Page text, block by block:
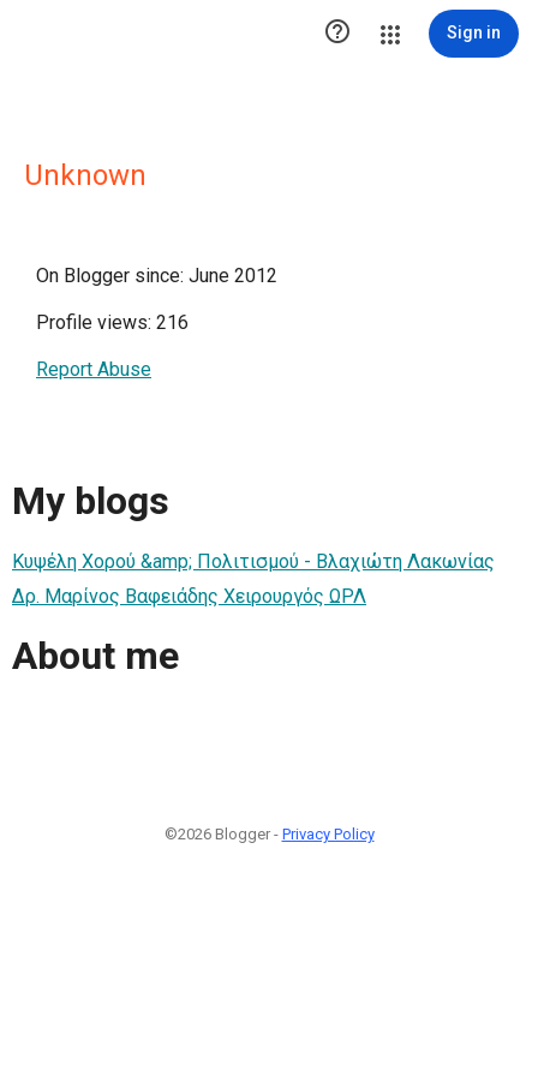
 Sign in
Unknown
On Blogger since: June 2012
Profile views: 216
Report Abuse
My blogs
Κυψέλη Χορού &amp; Πολιτισμού - Βλαχιώτη Λακωνίας
Δρ. Μαρίνος Βαφειάδης Χειρουργός ΩΡΛ
About me
©2026 Blogger - Privacy Policy